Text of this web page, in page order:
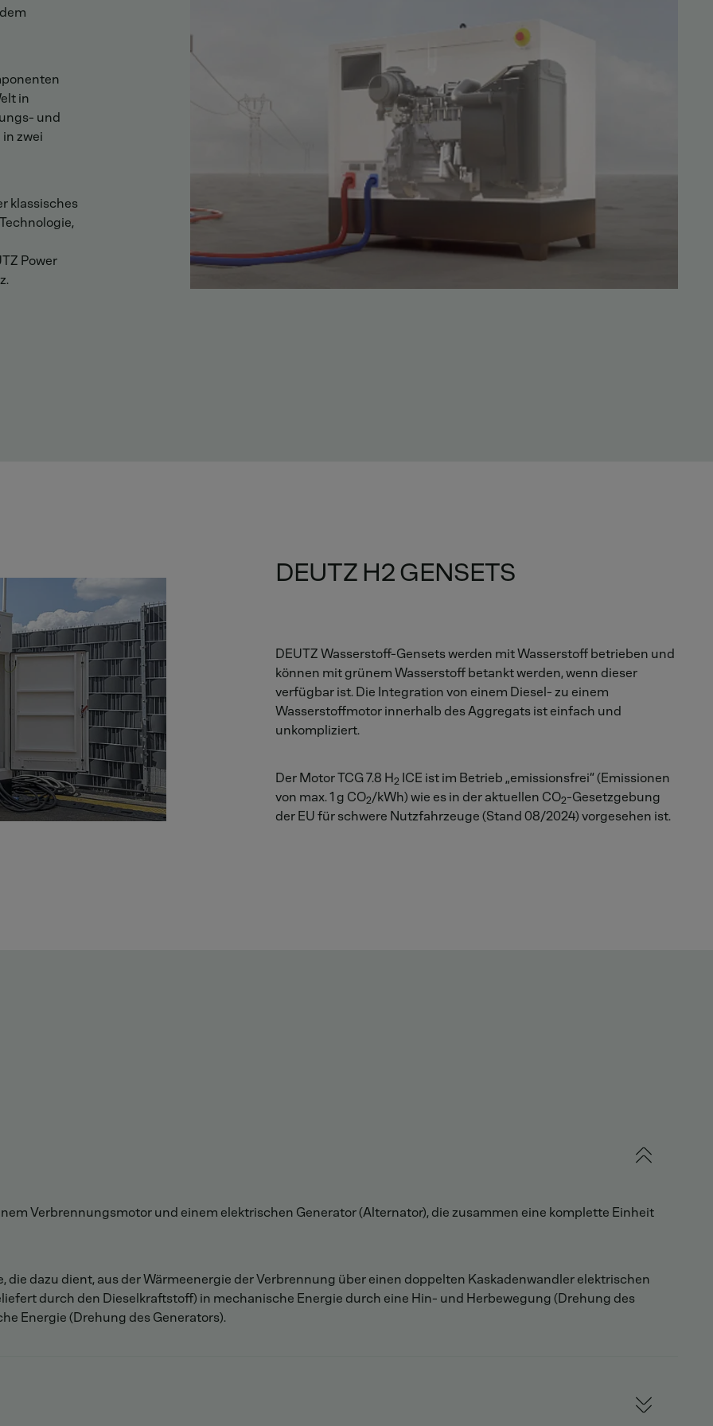
in
und
zwei
klassisches
Power
DEUTZ H2 GENSETS
DEUTZ Wasserstoff-Gensets werden mit Wasserstoff betrieben und
können mit grünem Wasserstoff betankt werden, wenn dieser
verfügbar ist. Die Integration von einem Diesel- zu einem
Wasserstoffmotor innerhalb des Aggregats ist einfach und
unkompliziert.
Der Motor TCG 7.8 H2 ICE ist im Betrieb „emissionsfrei“ (Emissionen
von max. 1 g CO2/kWh) wie es in der aktuellen CO2-Gesetzgebung
der EU für schwere Nutzfahrzeuge (Stand 08/2024) vorgesehen ist.
Verbrennungsmotor und einem elektrischen Generator (Alternator), die zusammen eine komplette Einheit
dazu dient, aus der Wärmeenergie der Verbrennung über einen doppelten Kaskadenwandler elektrischen
durch den Dieselkraftstoff) in mechanische Energie durch eine Hin- und Herbewegung (Drehung des
Energie (Drehung des Generators).